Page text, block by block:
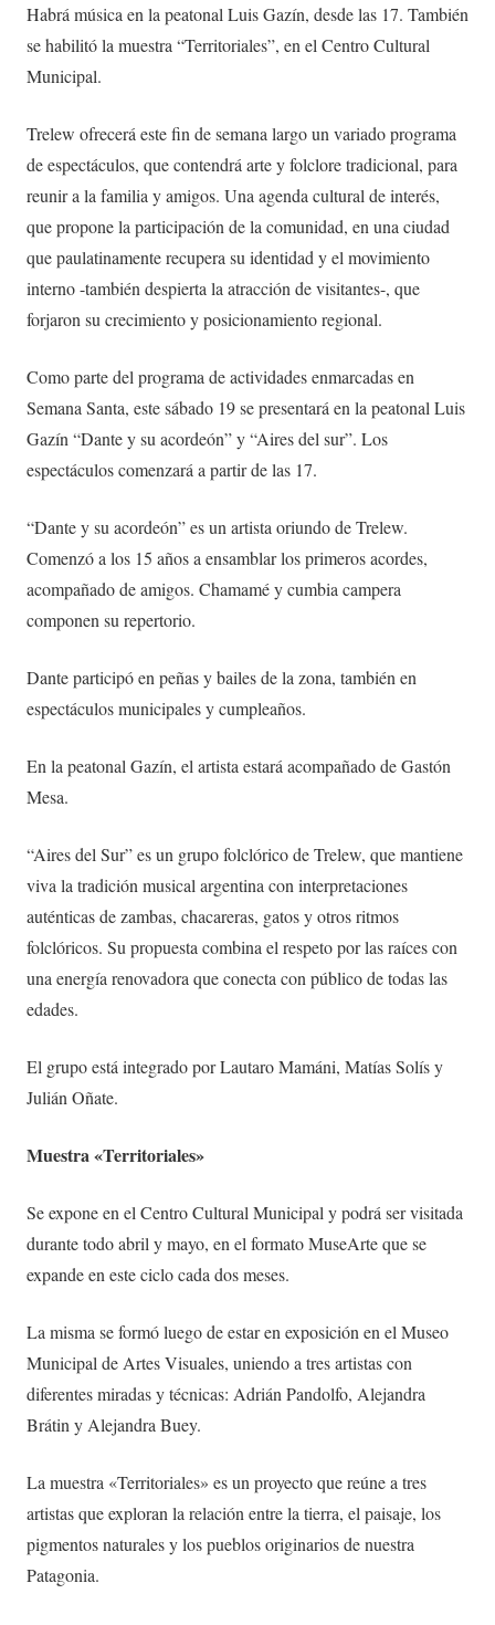
Habrá música en la peatonal Luis Gazín, desde las 17. También
se habilitó la muestra “Territoriales”, en el Centro Cultural
Municipal.
Trelew ofrecerá este fin de semana largo un variado programa
de espectáculos, que contendrá arte y folclore tradicional, para
reunir a la familia y amigos. Una agenda cultural de interés,
que propone la participación de la comunidad, en una ciudad
que paulatinamente recupera su identidad y el movimiento
interno -también despierta la atracción de visitantes-, que
forjaron su crecimiento y posicionamiento regional.
Como parte del programa de actividades enmarcadas en
Semana Santa, este sábado 19 se presentará en la peatonal Luis
Gazín “Dante y su acordeón” y “Aires del sur”. Los
espectáculos comenzará a partir de las 17.
“Dante y su acordeón” es un artista oriundo de Trelew.
Comenzó a los 15 años a ensamblar los primeros acordes,
acompañado de amigos. Chamamé y cumbia campera
componen su repertorio.
Dante participó en peñas y bailes de la zona, también en
espectáculos municipales y cumpleaños.
En la peatonal Gazín, el artista estará acompañado de Gastón
Mesa.
“Aires del Sur” es un grupo folclórico de Trelew, que mantiene
viva la tradición musical argentina con interpretaciones
auténticas de zambas, chacareras, gatos y otros ritmos
folclóricos. Su propuesta combina el respeto por las raíces con
una energía renovadora que conecta con público de todas las
edades.
El grupo está integrado por Lautaro Mamáni, Matías Solís y
Julián Oñate.
Muestra «Territoriales»
Se expone en el Centro Cultural Municipal y podrá ser visitada
durante todo abril y mayo, en el formato MuseArte que se
expande en este ciclo cada dos meses.
La misma se formó luego de estar en exposición en el Museo
Municipal de Artes Visuales, uniendo a tres artistas con
diferentes miradas y técnicas: Adrián Pandolfo, Alejandra
Brátin y Alejandra Buey.
La muestra «Territoriales» es un proyecto que reúne a tres
artistas que exploran la relación entre la tierra, el paisaje, los
pigmentos naturales y los pueblos originarios de nuestra
Patagonia.